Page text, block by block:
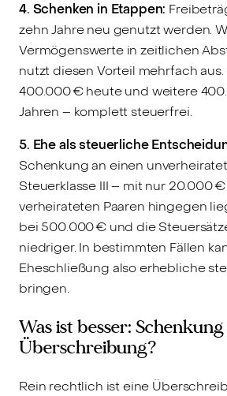
4. Schenken in Etappen:
zehn Jahre neu genutzt werden.
Vermögenswerte in zeitlichen
nutzt diesen Vorteil mehrfach aus.
400.000 € heute und weitere
Jahren – komplett steuerfrei.
5. Ehe als steuerliche
Schenkung an einen
Steuerklasse III – mit nur 20.000
verheirateten Paaren hingegen
bei 500.000 € und die
niedriger. In bestimmten Fällen
Eheschließung also erhebliche
bringen.
Was ist besser:
Überschreibung?
Rein rechtlich ist eine